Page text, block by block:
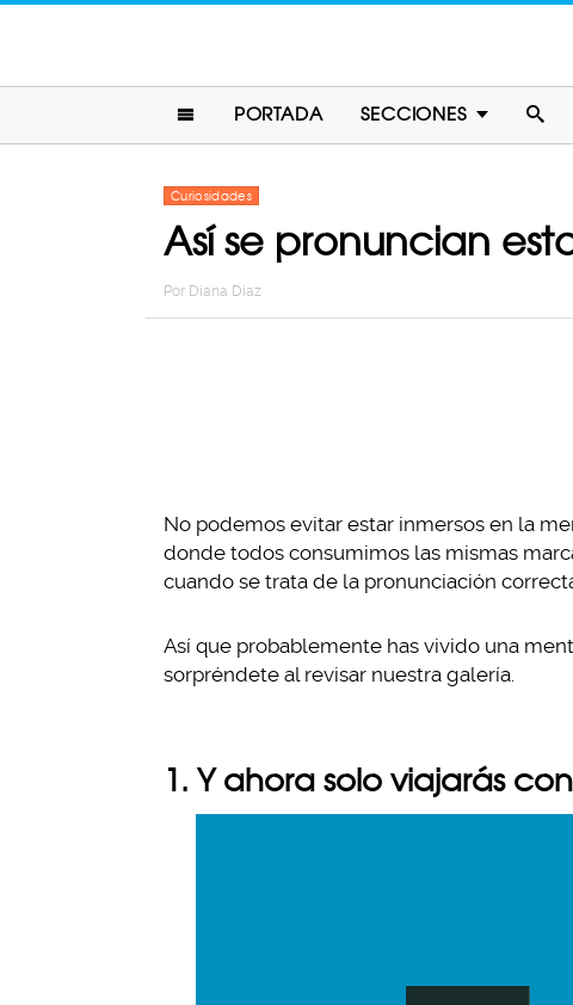
PORTADA SECCIONES
Curiosidades
Así se pronuncian
Por Diana Diaz
No podemos evitar estar inmersos en la
donde todos consumimos las mismas
cuando se trata de la pronunciación
Así que probablemente has vivido una
sorpréndete al revisar nuestra galería.
1. Y ahora solo viajarás